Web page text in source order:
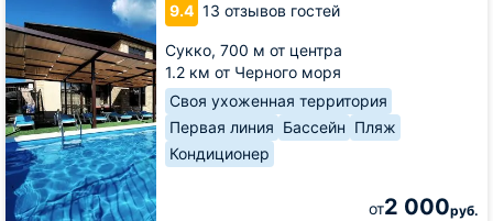
9.4 13 отзывов гостей
Сукко, 700 м от центра
1.2 км от Черного моря
Своя ухоженная территория
Первая линия Бассейн Пляж
Кондиционер
от2 000руб.